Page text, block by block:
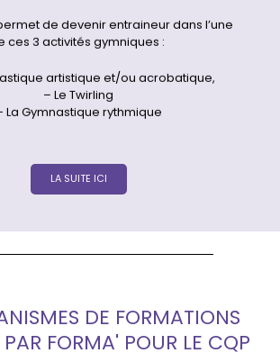
de devenir entraineur dans l’une
ces 3 activités gymniques :
artistique et/ou acrobatique,
– Le Twirling
La Gymnastique rythmique
LA SUITE ICI
DE FORMATIONS
FORMA' POUR LE CQP